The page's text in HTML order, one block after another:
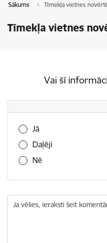
Sākums Tīmekļa vietnes
Tīmekļa vietnes
Vai šī
Vai šī informācija bija
Jā
Daļēji
Nē
Ja vēlies, ieraksti šeit